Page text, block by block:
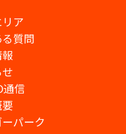
ア
質問
通信
パーク